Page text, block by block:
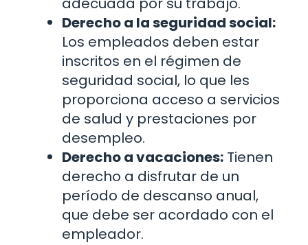
Derecho a la seguridad social:
Los empleados deben estar
inscritos en el régimen de
seguridad social, lo que les
proporciona acceso a servicios
de salud y prestaciones por
desempleo.
Derecho a vacaciones: Tienen
derecho a disfrutar de un
período de descanso anual,
que debe ser acordado con el
empleador.